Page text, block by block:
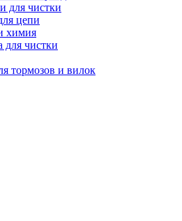
для чистки
цепи
химия
для чистки
тормозов и вилок